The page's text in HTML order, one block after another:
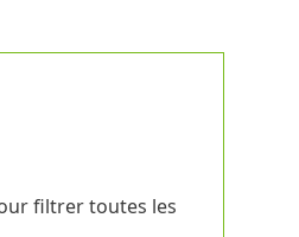
filtrer toutes les